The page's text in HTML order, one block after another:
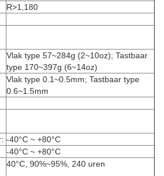
R>1,180
Vlak type 57~284g (2~10oz); Tastbaar
type 170~397g (6~14oz)
Vlak type 0.1~0.5mm; Tastbaar type
0.6~1.5mm
-40°C ~ +80°C
-40°C ~ +80°C
40°C, 90%~95%, 240 uren